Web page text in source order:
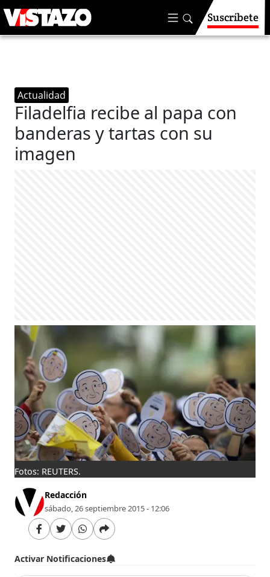
Suscríbete
Actualidad
Filadelfia recibe al papa con
banderas y tartas con su
imagen
Fotos: REUTERS.
Redacción
sábado, 26 septiembre 2015 - 12:06
Activar Notificaciones